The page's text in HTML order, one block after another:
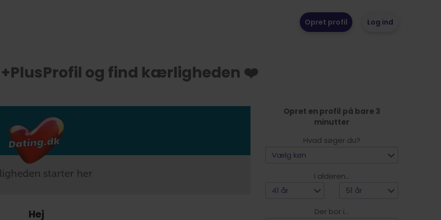
Opret profil Log ind
og find kærligheden ❤️
Hej
Opret en profil på bare 3
minutter
Hvad søger du?
Vælg køn
I alderen...
41 år
51 år
Der bor i...